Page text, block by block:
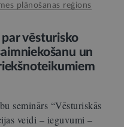
plānošanas reģions
vēsturisko
un
seminārs “Vēsturiskās
veidi – ieguvumi –